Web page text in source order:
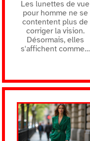
Les lunettes de vue
pour homme ne se
contentent plus de
corriger la vision.
Désormais, elles
s'affichent comme…